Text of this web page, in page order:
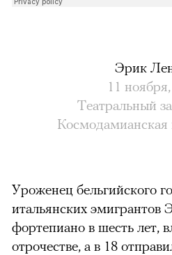
Эрик
11
Театральный
Космодамианская
Уроженец бельгийского
итальянских эмигрантов
фортепиано в шесть лет,
отрочестве, а в 18